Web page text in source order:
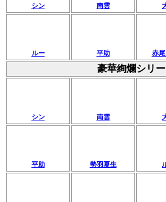
シン 南雲
ルー 平助 赤
豪華絢爛シリ
シン 南雲
平助 勢羽夏生